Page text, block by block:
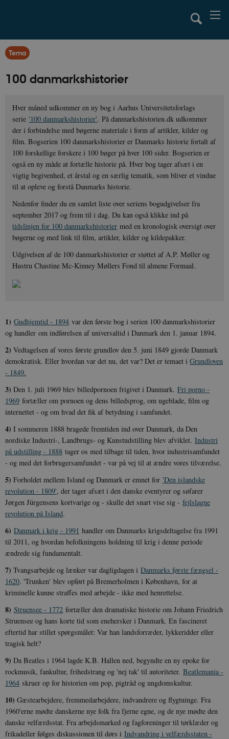
Tema
100 danmarkshistorier
Hver måned udkommer en ny bog i Aarhus Universitetsforlags
serie'100 danmarkshistorier'. På danmarkshistorien.dk udkommer
der i forbindelse med bøgerne materiale i form af artikler, kilder og
film. Bogserien 100 danmarkshistorier er Danmarks historie fortalt af
100 forskellige forskere i 100 bøger på hver 100 sider. Bogserien er
også en ny måde at fortælle historie på. Hver bog tager afsæt i en
vigtig begivenhed, et årstal og en særlig tematik, som bliver et vindue
til at opleve og forstå Danmarks historie.
Nedenfor finder du en samlet liste over seriens bogudgivelser fra
september 2017 og frem til i dag. Du kan også klikke ind på
tidslinjen for 100 danmarkshistorier med en kronologisk oversigt over
bøgerne og med link til film, artikler, kilder og kildepakker.
Udgivelsen af de 100 danmarkshistorier er støttet af A.P. Møller og
Hustru Chastine Mc-Kinney Møllers Fond til almene Formaal.
1) Gudhjemtid - 1894 var den første bog i serien 100 danmarkshistorier
og handler om indførelsen af universaltid i Danmark den 1. januar 1894.
2) Vedtagelsen af vores første grundlov den 5. juni 1849 gjorde Danmark
demokratisk. Eller hvordan var det nu, det var? Det er temaet i Grundloven
- 1849.
3) Den 1. juli 1969 blev billedpornoen frigivet i Danmark. Fri porno -
1969 fortæller om pornoen og dens billedsprog, om ugeblade, film og
internettet - og om hvad det fik af betydning i samfundet.
4) I sommeren 1888 bragede fremtiden ind over Danmark, da Den
nordiske Industri-, Landbrugs- og Kunstudstilling blev afviklet. Industri
på udstilling - 1888 tager os med tilbage til tiden, hvor industrisamfundet
- og med det forbrugersamfundet - var på vej til at ændre vores tilværelse.
5) Forholdet mellem Island og Danmark er emnet for 'Den islandske
revolution - 1809', der tager afsæt i den danske eventyrer og søfarer
Jørgen Jürgensens kortvarige og - skulle det snart vise sig - fejlslagne
revolution på Island.
6) Danmark i krig - 1991 handler om Danmarks krigsdeltagelse fra 1991
til 2011, og hvordan befolkningens holdning til krig i denne periode
ændrede sig fundamentalt.
7) Tvangsarbejde og lænker var dagligdagen i Danmarks første fængsel -
1620. 'Trunken' blev opført på Bremerholmen i København, for at
kriminelle kunne straffes med arbejde - ikke med henrettelse.
8) Struensee - 1772 fortæller den dramatiske historie om Johann Friedrich
Struensee og hans korte tid som enehersker i Danmark. En fascineret
eftertid har stillet spørgsmålet: Var han landsforræder, lykkeridder eller
tragisk helt?
9) Da Beatles i 1964 lagde K.B. Hallen ned, begyndte en ny epoke for
rockmusik, fankultur, frihedstrang og 'nej tak' til autoriteter. Beatlemania -
1964 skruer op for historien om pop, pigtråd og ungdomskultur.
10) Gæstearbejdere, fremmedarbejdere, indvandrere og flygtninge. Fra
1960'erne mødte danskerne nye folk fra fjerne egne, og de nye mødte den
danske velfærdsstat. Fra arbejdsmarked og fagforeninger til tørklæder og
frikadeller følges diskussionen til dørs i Indvandring i velfærdsstaten -